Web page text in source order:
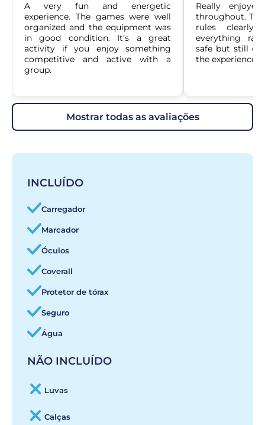
A very fun and energetic
experience. The games were well
organized and the equipment was
in good condition. It’s a great
activity if you enjoy something
competitive and active with a
group.
Really
throughout.
rules clearly
everything
safe but still
the experience
mostrar todas as avaliações
INCLUÍDO
Carregador
Marcador
Óculos
Coverall
Protetor de tórax
Seguro
Água
NÃO INCLUÍDO
Luvas
Calças